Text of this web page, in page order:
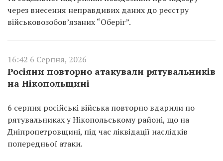
через внесення неправдивих даних до реєстру
військовозобов’язаних “Оберіг”.
16:42 6 Серпня, 2026
Росіяни повторно атакували рятувальників
на Нікопольщині
6 серпня російські війська повторно вдарили по
рятувальниках у Нікопольському районі, що на
Дніпропетровщині, під час ліквідації наслідків
попередньої атаки.